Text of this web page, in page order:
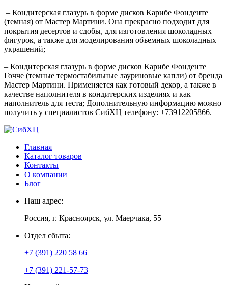
– Кондитерская глазурь в форме дисков Карибе Фонденте
(темная) от Мастер Мартини. Она прекрасно подходит для
покрытия десертов и сдобы, для изготовления шоколадных
фигурок, а также для моделирования объемных шоколадных
украшений;
– Кондитерская глазурь в форме дисков Карибе Фонденте
Гочче (темные термостабильные лауриновые капли) от бренда
Мастер Мартини. Применяется как готовый декор, а также в
качестве наполнителя в кондитерских изделиях и как
наполнитель для теста; Дополнительную информацию можно
получить у специалистов СибХЦ телефону: +73912205866.
Главная
Каталог товаров
Контакты
О компании
Блог
Наш адрес:
Россия, г. Красноярск, ул. Маерчака, 55
Отдел сбыта:
+7 (391) 220 58 66
+7 (391) 221-57-73